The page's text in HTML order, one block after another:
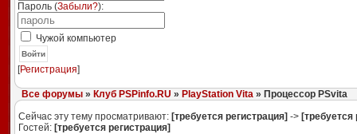
Пароль (Забыли?):
Чужой компьютер
Войти
[Регистрация]
Все форумы» Клуб PSPinfo.RU » PlayStation Vita» Процессор PSvita
Сейчас эту тему просматривают: [требуется регистрация] -> [требуется
Гостей: [требуется регистрация]